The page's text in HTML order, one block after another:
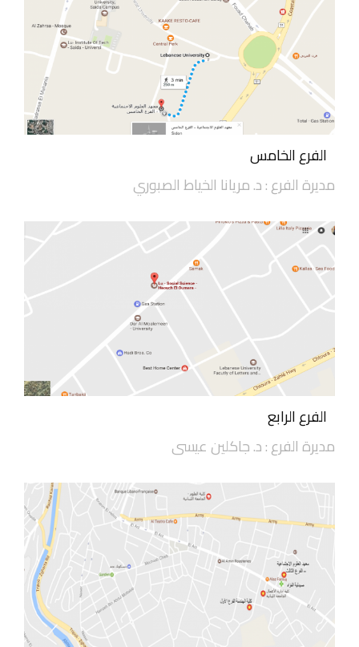
الفرع الخامس
مديرة الفرع : د. مريانا الخياط الصبوري
الفرع الرابع
مديرة الفرع : د. جاكلين عيسى